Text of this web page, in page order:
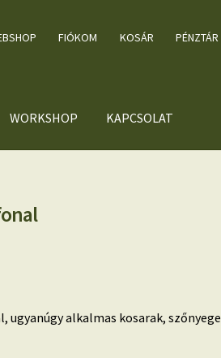
FIÓKOM KOSÁR PÉNZTÁR
WORKSHOP KAPCSOLAT
ugyanúgy alkalmas kosarak,